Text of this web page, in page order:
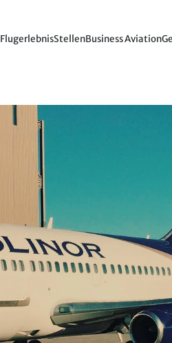
FlugerlebnisStellenBusiness Aviation